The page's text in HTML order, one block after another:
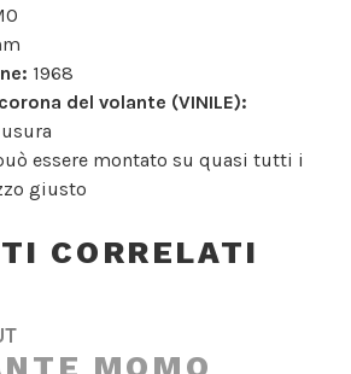
1968
del volante (VINILE):
essere montato su quasi tutti i
giusto
CORRELATI
MOMO